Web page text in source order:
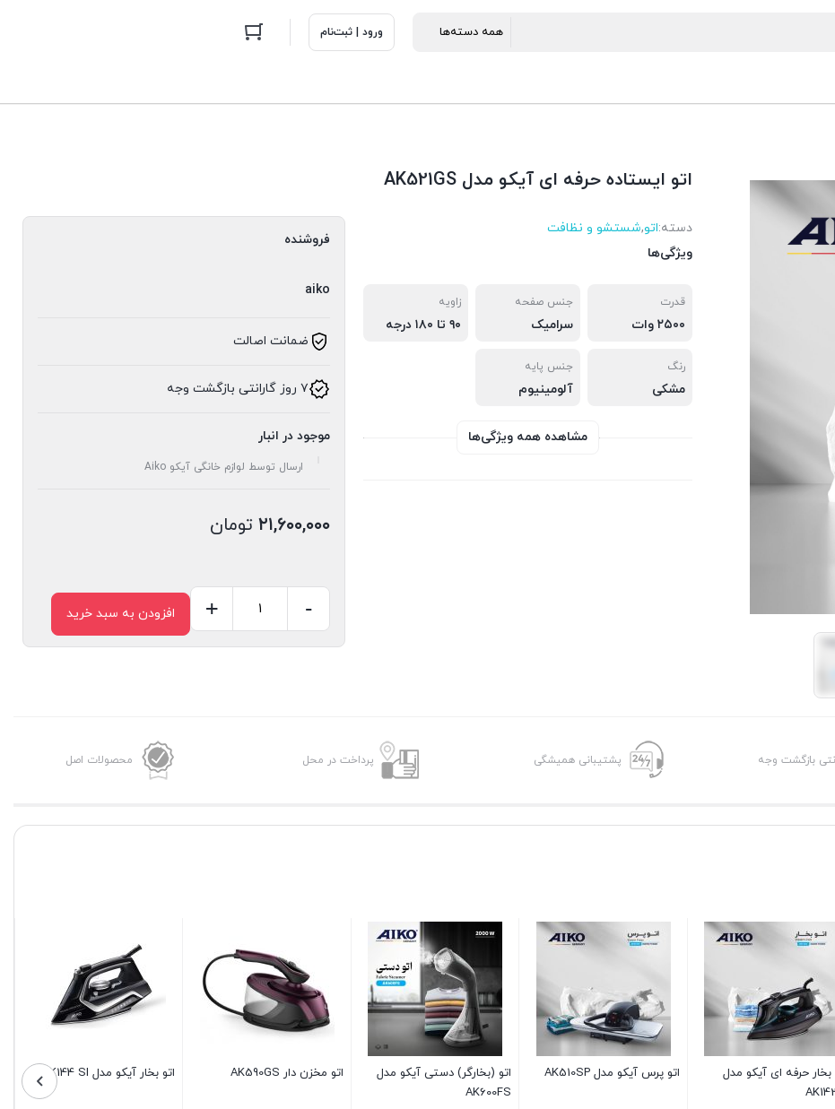
ورود | ثبت‌نام
اتو ایستاده حرفه ای آیکو مدل AK521GS
دسته:اتو,شستشو و نظافت
ویژگی‌ها
قدرت
۲۵۰۰ وات
جنس صفحه
سرامیک
زاویه
۹۰ تا ۱۸۰ درجه
رنگ
مشکی
جنس پایه
آلومینیوم
مشاهده همه ویژگی‌ها
فروشنده
aiko
ضمانت اصالت
۷ روز گارانتی بازگشت وجه
موجود در انبار
ارسال توسط لوازم خانگی آیکو Aiko
۲۱,۶۰۰,۰۰۰ تومان
ایستاده
AK521GS
-
+ افزودن به سبد خرید
پشتیبانی همیشگی پرداخت در محل محصولات اصل
اتو مخزن دار AK590GS اتو بخار آیکو مدل AK144 SI اتو بخار آیکو مدل AK143SI
اتو بخار ایستاده آیکو
بخارگر دستی مدل ۶۰۳